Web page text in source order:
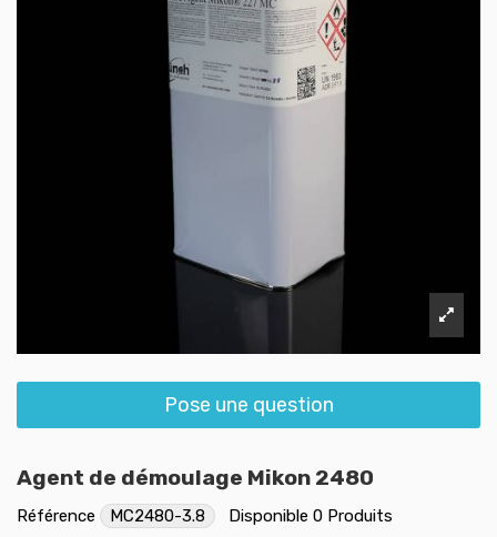
Pose une question
Agent de démoulage Mikon 2480
Référence MC2480-3.8 Disponible 0 Produits